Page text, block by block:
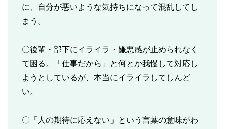
に、自分が悪いような気持ちになって混乱してし
まう。
〇後輩・部下にイライラ・嫌悪感が止められなく
て困る。「仕事だから」と何とか我慢して対応し
ようとしているが、本当にイライラしてしんど
い。
〇「人の期待に応えない」という言葉の意味がわ